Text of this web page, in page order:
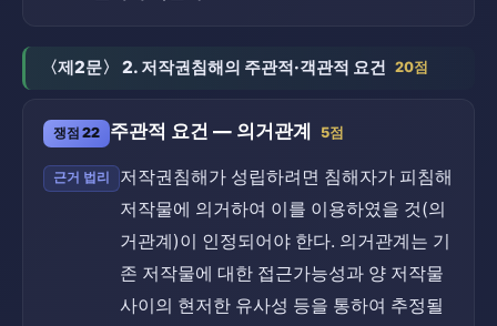
〈제2문〉 2. 저작권침해의 주관적·객관적 요건 20점
쟁점 22 주관적 요건 — 의거관계 5점
근거 법리
저작권침해가 성립하려면 침해자가 피침해
저작물에 의거하여 이를 이용하였을 것(의
거관계)이 인정되어야 한다. 의거관계는 기
존 저작물에 대한 접근가능성과 양 저작물
사이의 현저한 유사성 등을 통하여 추정될